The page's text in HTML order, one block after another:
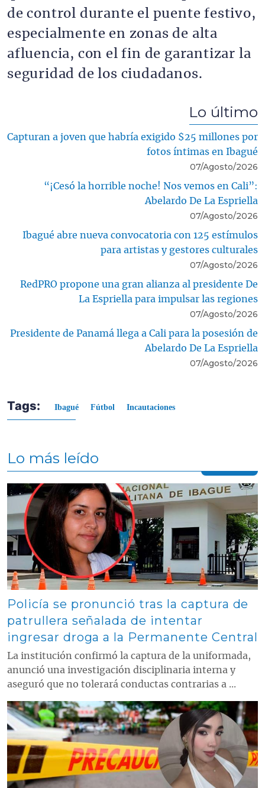
de control durante el puente festivo,
especialmente en zonas de alta
afluencia, con el fin de garantizar la
seguridad de los ciudadanos.
Lo último
Capturan a joven que habría exigido $25 millones por
fotos íntimas en Ibagué
07/Agosto/2026
“¡Cesó la horrible noche! Nos vemos en Cali”:
Abelardo De La Espriella
07/Agosto/2026
Ibagué abre nueva convocatoria con 125 estímulos
para artistas y gestores culturales
07/Agosto/2026
RedPRO propone una gran alianza al presidente De
La Espriella para impulsar las regiones
07/Agosto/2026
Presidente de Panamá llega a Cali para la posesión de
Abelardo De La Espriella
07/Agosto/2026
Tags: Ibagué Fútbol Incautaciones
Lo más leído
Contenido multimedia principal
Policía se pronunció tras la captura de
patrullera señalada de intentar
ingresar droga a la Permanente Central
La institución confirmó la captura de la uniformada,
anunció una investigación disciplinaria interna y
aseguró que no tolerará conductas contrarias a ...
Contenido multimedia principal